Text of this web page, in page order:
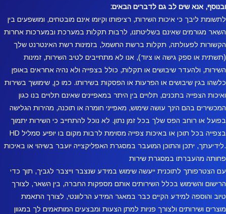
ובנוסף, אנא שים לב גם לדברים הבאים:
לתשומת ליבך כי איכות השירות, רציפותו וקיומו אינם מובטחים, ומושפעים בין
השאר מגורמים שאינם בשליטתנו, לרבות תקלות במערכת ובמערכות אחרות
הקשורות לפעולתה, תקלות ברשת החשמל, בזמינות רשת האינטרנט שלך
(תשתית או ספק גישה או ציוד), אנו לא מתחייבים לטיב השירות, זמינות
השירות, ולהעדר שיבושים או תקלות, כולל בצפייה ולא נהיה אחראים באופן
כלשהו בגין שיבושים או הפרעות או הפסקות בשירותו. כמו כן, שימושך בשירות
ואיכות הצפייה בתכנים, תלויים בין היתר במאפיינים שאינם תלויים בנו כגון
המכשירים בהם הינך עושה שימוש, מאפייני חומרה או תוכנה, מהירות הגלישה
בפועל או רוחב הפס שלך בכל זמן נתון. לא נוכל להתחייב כי השירות יתמוך
בצפייה בכל תוכן או באיכות צפייה מסוימת לרבות מקום בו יופיע סמליל HD
.לידיעתך, יתכן והתוכן המועבר במסגרת האפליקצייה יועבר בשיהוי או באיכות
פחותה מהעברתו במסגרת שירות
עם הצטרפותך לתוכנית ייעשה שימוש במידע שנצבר וייצבר לגביך, תוך כדי
הרישום והשימוש בכלל השירותים אותם מספקות החברה, בין השאר, לצורך
טיוב והוספה למידע הקיים כבר במאגר המידע הרלוונטי, לצורך התאמת
מוצרים ושירותים ולצורך פניות למתן הצעות ומבצעים המותאמים לך במגוון